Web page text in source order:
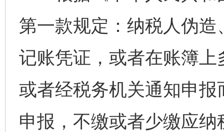
第一款规定：纳税人伪
记账凭证，或者在账簿
或者经税务机关通知申
申报，不缴或者少缴应